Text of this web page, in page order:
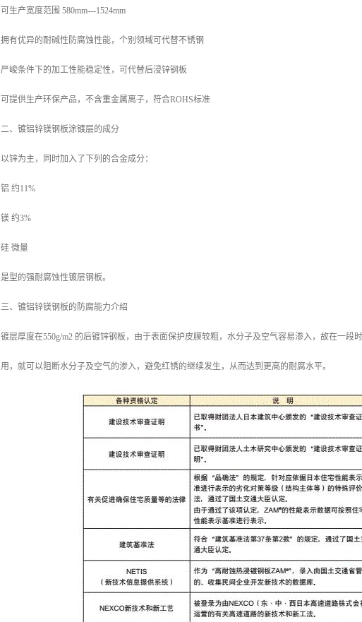
可生产宽度范围 580mm---1524mm
拥有优异的耐碱性防腐蚀性能，个别领域可代替不锈钢
严峻条件下的加工性能稳定性，可代替后浸锌钢板
可提供生产环保产品，不含重金属离子，符合ROHS标准
二、镀铝锌镁钢板涂镀层的成分
以锌为主，同时加入了下列的合金成分：
铝 约11%
镁 约3%
硅 微量
是型的强耐腐蚀性镀层钢板。
三、镀铝锌镁钢板的防腐能力介绍
镀层厚度在550g/m2 的后镀锌钢板，由于表面保护皮膜较粗，水分子及空气容易渗入，故在一
用，就可以阻断水分子及空气的渗入，避免红锈的继续发生，从而达到更高的耐腐水平。